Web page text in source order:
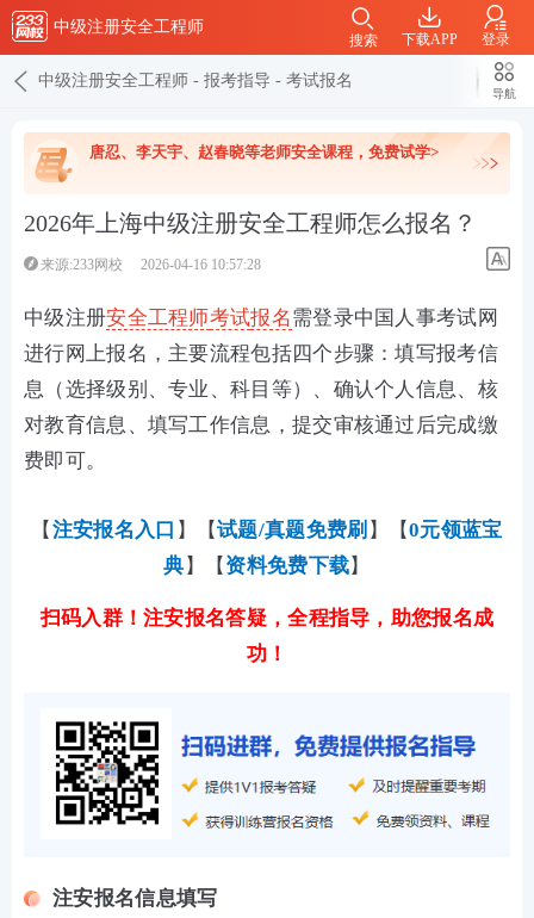
中级注册安全工程师
下载APP 登录
搜索
中级注册安全工程师 - 报考指导 - 考试报名
导航
唐忍、李天宇、赵春晓等老师安全课程，免费试学>
2026年上海中级注册安全工程师怎么报名？
来源:233网校 2026-04-16 10:57:28
中级注册安全工程师考试报名需登录中国人事考试网
进行网上报名，主要流程包括四个步骤：填写报考信
息（选择级别、专业、科目等）、确认个人信息、核
对教育信息、填写工作信息，提交审核通过后完成缴
费即可。
【 注安报名入口 】【试题/真题免费刷 】【0元领蓝宝
典 】【 资料免费下载】
扫码入群！注安报名答疑，全程指导，助您报名成
功！
注安报名信息填写